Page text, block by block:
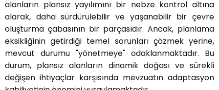
alanların plansız yayılımını bir nebze kontrol altına
alarak, daha sürdürülebilir ve yaşanabilir bir çevre
oluşturma çabasının bir parçasıdır. Ancak, planlama
eksikliğinin getirdiği temel sorunları çözmek yerine,
mevcut durumu "yönetmeye" odaklanmaktadır. Bu
durum, plansız alanların dinamik doğası ve sürekli
değişen ihtiyaçlar karşısında mevzuatın adaptasyon